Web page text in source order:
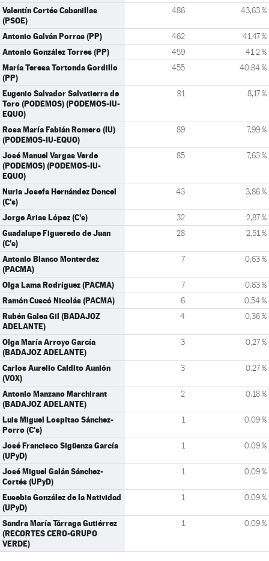
Valentín Cortés Cabanillas
(PSOE)
486 43,63 %
Antonio Galván Porras (PP) 462 41,47 %
Antonio González Torres (PP) 459 41,2 %
María Teresa Tortonda Gordillo
(PP)
455 40,84 %
Eugenio Salvador Salvatierra de
Toro (PODEMOS) (PODEMOS-IU-
EQUO)
91 8,17 %
Rosa María Fabián Romero (IU)
(PODEMOS-IU-EQUO)
89 7,99 %
José Manuel Vargas Verde
(PODEMOS) (PODEMOS-IU-
EQUO)
85 7,63 %
Nuria Josefa Hernández Doncel
(C's)
43 3,86 %
Jorge Arias López (C's) 32 2,87 %
Guadalupe Figueredo de Juan
(C's)
28 2,51 %
Antonio Blanco Monterdez
(PACMA)
7 0,63 %
Olga Lama Rodríguez (PACMA) 7 0,63 %
Ramón Cuscó Nicolás (PACMA) 6 0,54 %
Rubén Galea Gil (BADAJOZ
ADELANTE)
4 0,36 %
Olga María Arroyo García
(BADAJOZ ADELANTE)
3 0,27 %
Carlos Aurelio Caldito Aunión
(VOX)
3 0,27 %
Antonio Manzano Marchirant
(BADAJOZ ADELANTE)
2 0,18 %
Luis Miguel Lospitao Sánchez-
Porro (C's)
1 0,09 %
José Francisco Sigüenza García
(UPyD)
1 0,09 %
José Miguel Galán Sánchez-
Cortés (UPyD)
1 0,09 %
Eusebia González de la Natividad
(UPyD)
1 0,09 %
Sandra María Tárraga Gutiérrez
(RECORTES CERO-GRUPO
VERDE)
1 0,09 %